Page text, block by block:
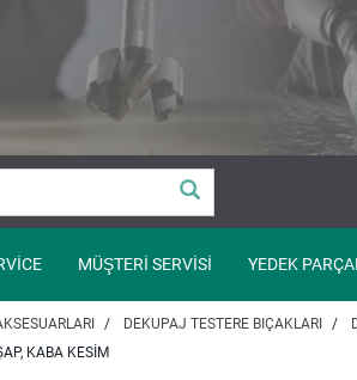
MÜŞTERI SERVISI YEDEK
DEKUPAJ TESTERE BIÇAKLARI
KABA KESIM